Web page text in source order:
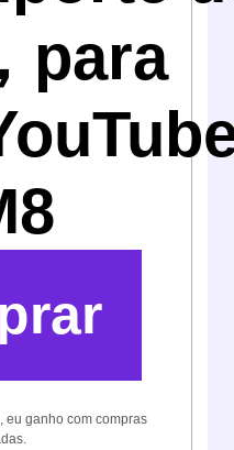
para
eu ganho com compras